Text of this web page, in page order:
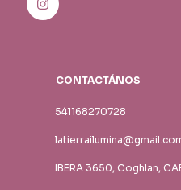
CONTACTÁNOS
541168270728
IBERA 3650, Coghlan,